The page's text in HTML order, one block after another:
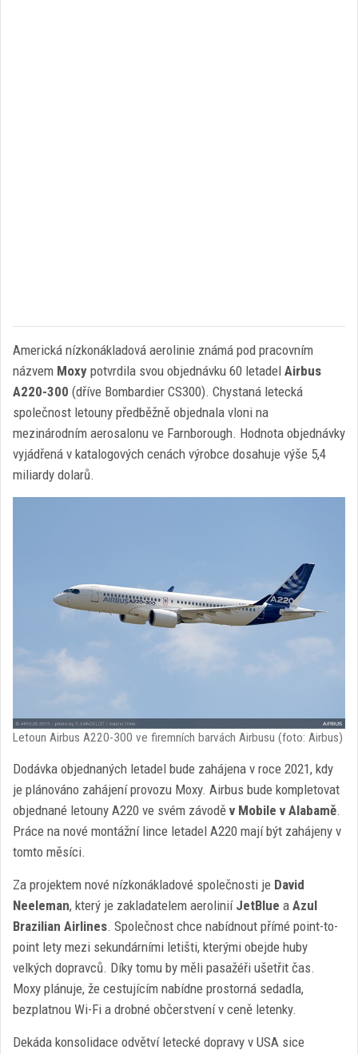
Americká nízkonákladová aerolinie známá pod pracovním
názvem Moxy potvrdila svou objednávku 60 letadel Airbus
A220-300 (dříve Bombardier CS300). Chystaná letecká
společnost letouny předběžně objednala vloni na
mezinárodním aerosalonu ve Farnborough. Hodnota objednávky
vyjádřená v katalogových cenách výrobce dosahuje výše 5,4
miliardy dolarů.
Letoun Airbus A220-300 ve firemních barvách Airbusu (foto: Airbus)
Dodávka objednaných letadel bude zahájena v roce 2021, kdy
je plánováno zahájení provozu Moxy. Airbus bude kompletovat
objednané letouny A220 ve svém závodě v Mobile v Alabamě.
Práce na nové montážní lince letadel A220 mají být zahájeny v
tomto měsíci.
Za projektem nové nízkonákladové společnosti je David
Neeleman, který je zakladatelem aerolinií JetBlue a Azul
Brazilian Airlines. Společnost chce nabídnout přímé point-to-
point lety mezi sekundárními letišti, kterými obejde huby
velkých dopravců. Díky tomu by měli pasažéři ušetřit čas.
Moxy plánuje, že cestujícím nabídne prostorná sedadla,
bezplatnou Wi-Fi a drobné občerstvení v ceně letenky.
Dekáda konsolidace odvětví letecké dopravy v USA sice